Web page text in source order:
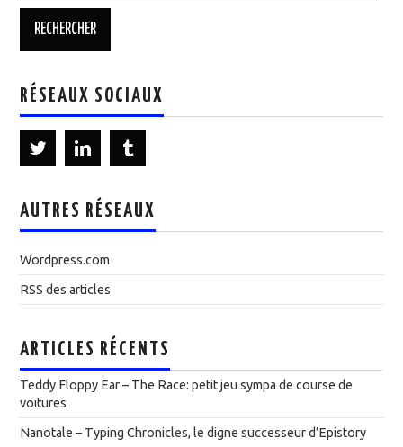
RÉSEAUX SOCIAUX
AUTRES RÉSEAUX
Wordpress.com
RSS des articles
ARTICLES RÉCENTS
Teddy Floppy Ear – The Race: petit jeu sympa de course de
voitures
Nanotale – Typing Chronicles, le digne successeur d’Epistory